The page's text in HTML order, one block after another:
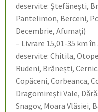
deservite: Ștefănești,
Pantelimon, Berceni,
Decembrie, Afumați)
– Livrare 15,01-35 km
deservite: Chitila,
Rudeni, Brănești,
Copăceni, Corbeanca,
Dragomirești Vale,
Snagov, Moara Vlăsiei,